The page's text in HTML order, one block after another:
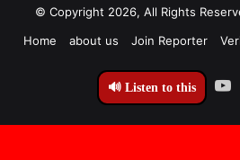
🔊 Listen to this
© Copyright 2026, All Rights
Home
about us Join Reporter
Facebook
Twitter